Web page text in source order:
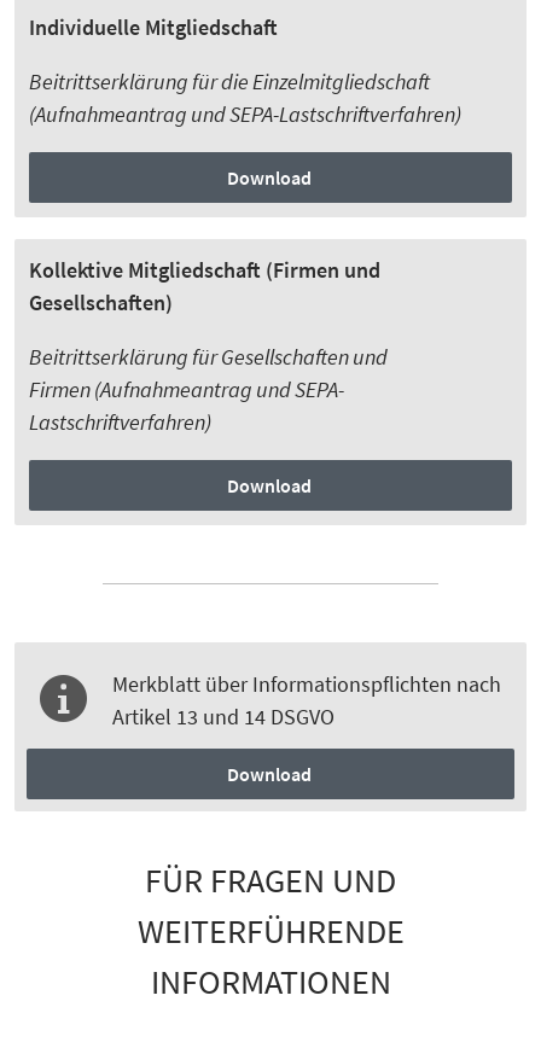
Individuelle Mitgliedschaft
Beitrittserklärung für die Einzelmitgliedschaft
(Aufnahmeantrag und SEPA-Lastschriftverfahren)
Download
Kollektive Mitgliedschaft (Firmen und
Gesellschaften)
Beitrittserklärung für Gesellschaften und
Firmen (Aufnahmeantrag und SEPA-
Lastschriftverfahren)
Download
Merkblatt über Informationspflichten nach
Artikel 13 und 14 DSGVO
Download
FÜR FRAGEN UND
WEITERFÜHRENDE
INFORMATIONEN